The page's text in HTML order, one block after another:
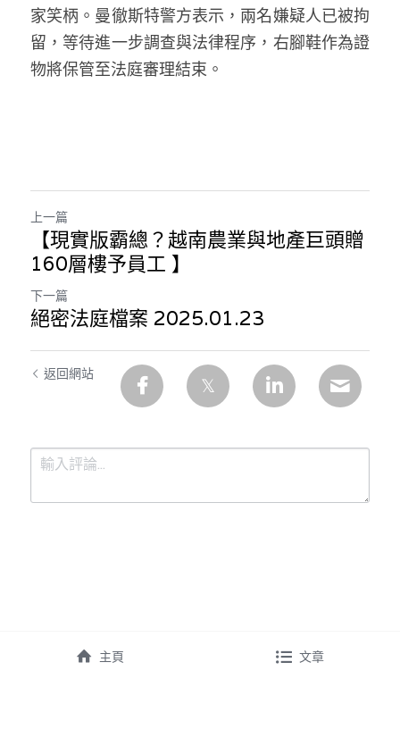
家笑柄。曼徹斯特警方表示，兩名嫌疑人已被拘
留，等待進一步調查與法律程序，右腳鞋作為證
物將保管至法庭審理結束。
上一篇
【現實版霸總？越南農業與地產巨頭贈
160層樓予員工 】
下一篇
絕密法庭檔案 2025.01.23
返回網站
主頁 文章